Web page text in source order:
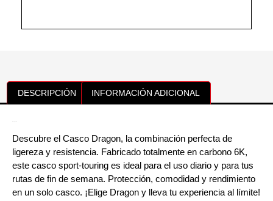
DESCRIPCIÓN INFORMACIÓN ADICIONAL
Descubre el Casco Dragon, la combinación perfecta de
ligereza y resistencia. Fabricado totalmente en carbono 6K,
este casco sport-touring es ideal para el uso diario y para tus
rutas de fin de semana. Protección, comodidad y rendimiento
en un solo casco. ¡Elige Dragon y lleva tu experiencia al límite!